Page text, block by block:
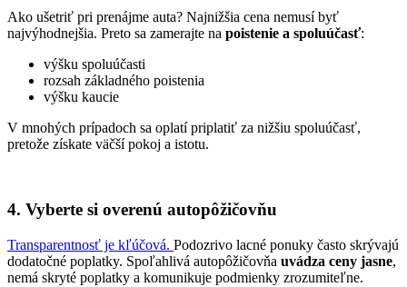
Ako ušetriť pri prenájme auta? Najnižšia cena nemusí byť
najvýhodnejšia. Preto sa zamerajte na poistenie a spoluúčasť:
výšku spoluúčasti
rozsah základného poistenia
výšku kaucie
V mnohých prípadoch sa oplatí priplatiť za nižšiu spoluúčasť,
pretože získate väčší pokoj a istotu.
4. Vyberte si overenú autopôžičovňu
Transparentnosť je kľúčová. Podozrivo lacné ponuky často skrývajú
dodatočné poplatky. Spoľahlivá autopôžičovňa uvádza ceny jasne,
nemá skryté poplatky a komunikuje podmienky zrozumiteľne.